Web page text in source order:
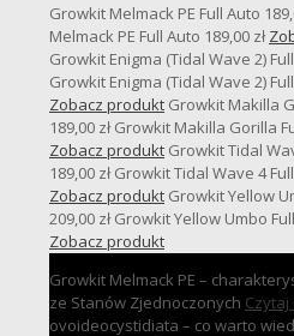
Growkit Melmack PE Full Auto
Melmack PE Full Auto 189,00 zł
Growkit Enigma (Tidal Wave 2)
Growkit Enigma (Tidal Wave 2)
Zobacz produkt Growkit Makilla
189,00 zł Growkit Makilla Gorilla
Zobacz produkt Growkit Tidal
189,00 zł Growkit Tidal Wave 4
Zobacz produkt Growkit Yellow
209,00 zł Growkit Yellow Umbo
Zobacz produkt
Growkit Melmack PE –
ze Stanów Zjednoczonych Czytaj
ovoideocystidiata – co warto